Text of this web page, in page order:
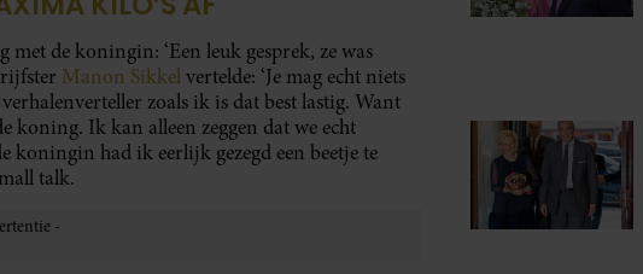
de koningin: ‘Een leuk gesprek, ze was
Manon Sikkelvertelde: ‘Je mag echt niets
zoals ik is dat best lastig. Want
koning. Ik kan alleen zeggen dat we echt
had ik eerlijk gezegd een beetje te
talk.